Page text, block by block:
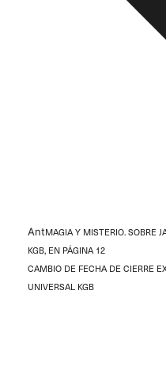
AntMAGIA Y MISTERIO. SOBRE
KGB, EN PÁGINA 12
CAMBIO DE FECHA DE CIERRE
UNIVERSAL KGB